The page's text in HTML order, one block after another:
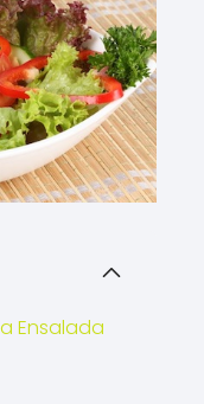
Ensalada